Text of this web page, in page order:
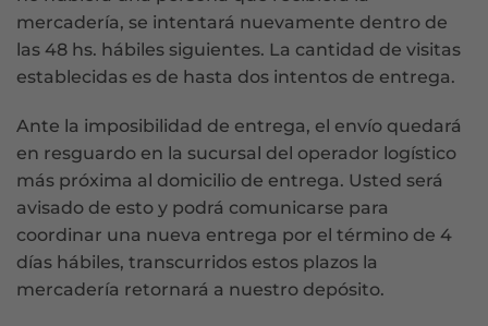
mercadería, se intentará nuevamente dentro de
las 48 hs. hábiles siguientes. La cantidad de visitas
establecidas es de hasta dos intentos de entrega.
Ante la imposibilidad de entrega, el envío quedará
en resguardo en la sucursal del operador logístico
más próxima al domicilio de entrega. Usted será
avisado de esto y podrá comunicarse para
coordinar una nueva entrega por el término de 4
días hábiles, transcurridos estos plazos la
mercadería retornará a nuestro depósito.